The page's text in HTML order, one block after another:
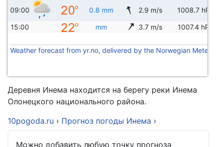
09:00 0.8 mm 2.9 m/s 1008.7 hPa
15:00 mm 3.7 m/s 1007.4 hPa
Weather forecast from yr.no, delivered by the Norwegian
Деревня Инема находится на берегу реки Инема
Олонецкого национального района.
10pogoda.ru › Прогноз погоды Инема ›
Можно добавить любую точку прогноза